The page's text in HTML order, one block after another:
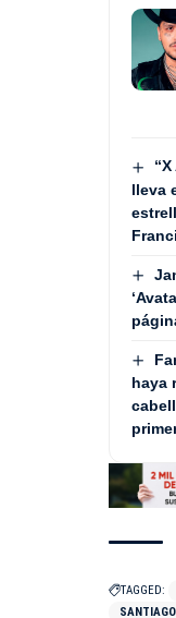
lleva
haya
TAGGED: